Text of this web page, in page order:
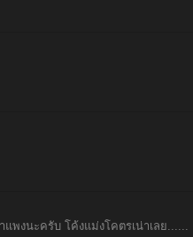
พงนะครับ โค้งแม่งโคตรเน่าเลย......